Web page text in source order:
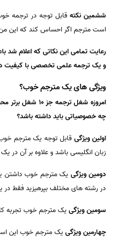
ششمین نکته قابل توجه در ترجمه
است مترجم اگر احساس کند که این من
رعایت تمامی این نکاتی که اعلام
و یک ترجمه علمی تخصصی با کیفیت
ویژگی های یک مترجم خوب؟
امروزه شغل
چه خصوصیاتی باید داشته باشد؟
اولین ویژگی قابل توجه یک مترجم
زبان انگلیسی باشد و علاوه بر آن
دومین ویژگی یک مترجم خوب داشتن
در رشته های مختلف بپرهیزید فقط
سومین ویژگی یک مترجم خوب تجربه
چهارمین ویژگی یک مترجم خوب این است